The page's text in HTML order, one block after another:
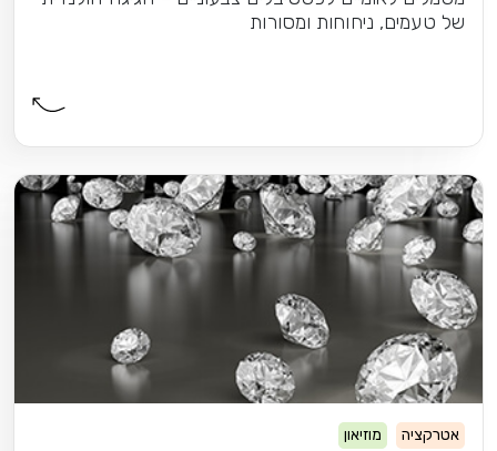
ניחוחות ומסורות
מוזיאון